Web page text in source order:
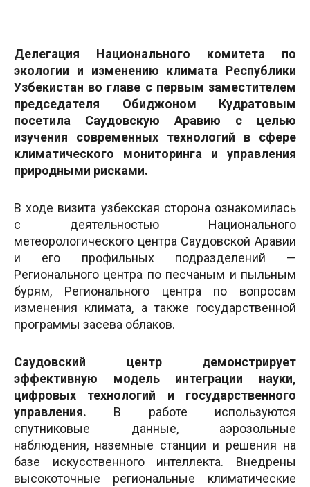
Делегация Национального комитета по
экологии и изменению климата Республики
Узбекистан во главе с первым заместителем
председателя Обиджоном Кудратовым
посетила Саудовскую Аравию с целью
изучения современных технологий в сфере
климатического мониторинга и управления
природными рисками.
В ходе визита узбекская сторона ознакомилась
с деятельностью Национального
метеорологического центра Саудовской Аравии
и его профильных подразделений —
Регионального центра по песчаным и пыльным
бурям, Регионального центра по вопросам
изменения климата, а также государственной
программы засева облаков.
Саудовский центр демонстрирует
эффективную модель интеграции науки,
цифровых технологий и государственного
управления. В работе используются
спутниковые данные, аэрозольные
наблюдения, наземные станции и решения на
базе искусственного интеллекта. Внедрены
высокоточные региональные климатические